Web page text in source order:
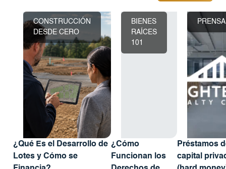
CONSTRUCCIÓN
DESDE CERO
¿Qué Es el Desarrollo de
Lotes y Cómo se
BIENES
RAÍCES
101
¿Cómo
Funcionan los
PRENSA
Préstamos
capital